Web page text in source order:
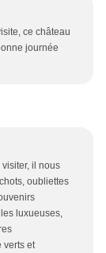
ce château
journée
il nous
oubliettes
luxueuses,
verts et